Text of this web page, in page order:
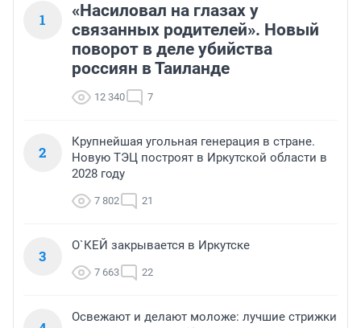
1
«Насиловал на глазах у
связанных родителей». Новый
поворот в деле убийства
россиян в Таиланде
12 340 7
2
Крупнейшая угольная генерация в стране.
Новую ТЭЦ построят в Иркутской области в
2028 году
7 802 21
3
О`КЕЙ закрывается в Иркутске
7 663 22
Освежают и делают моложе: лучшие стрижки